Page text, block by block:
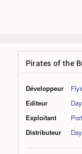
Pirates of the
Développeur
Editeur
Exploitant
Distributeur